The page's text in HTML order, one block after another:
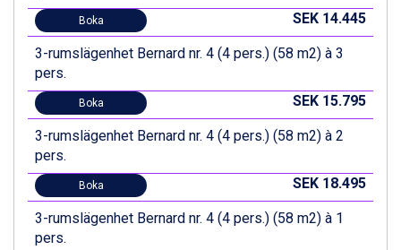
Bad Gastein från 6.295 kr.
Arabba från 11.045 kr.
La Thuile från 7.045 kr.
Cervinia från 8.245 kr.
Passo Tonale från 5.895 kr.
Sölden från 12.995 kr.
Saalbach från 9.445 kr.
Bad Hofgastein från 8.595 kr.
Champoluc från 5.945 kr.
Sestriere från 6.945 kr.
Fieberbrunn från 9.645 kr.
Ischgl från 11.295 kr.
Boka SEK 14.445
3-rumslägenhet Bernard nr. 4 (4 pers.) (58 m2) à 3
pers.
Boka SEK 15.795
3-rumslägenhet Bernard nr. 4 (4 pers.) (58 m2) à 2
pers.
Boka SEK 18.495
3-rumslägenhet Bernard nr. 4 (4 pers.) (58 m2) à 1
pers.